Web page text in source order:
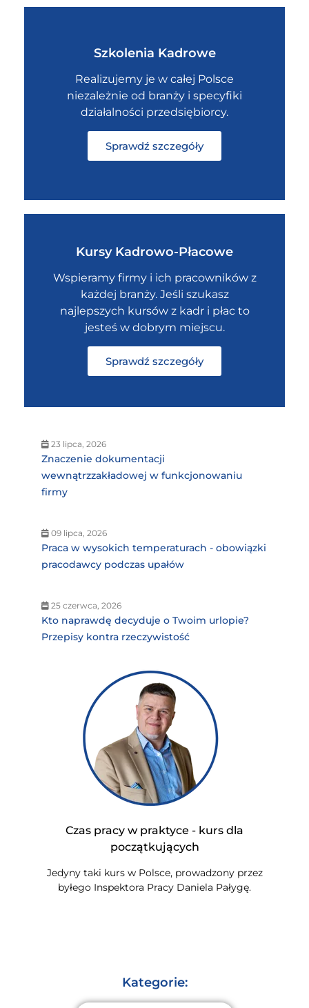
Szkolenia Kadrowe
Realizujemy je w całej Polsce
niezależnie od branży i specyfiki
działalności przedsiębiorcy.
Sprawdź szczegóły
Kursy Kadrowo-Płacowe
Wspieramy firmy i ich pracowników z
każdej branży. Jeśli szukasz
najlepszych kursów z kadr i płac to
jesteś w dobrym miejscu.
Sprawdź szczegóły
23 lipca, 2026
Znaczenie dokumentacji
wewnątrzzakładowej w funkcjonowaniu
firmy
09 lipca, 2026
Praca w wysokich temperaturach - obowiązki
pracodawcy podczas upałów
25 czerwca, 2026
Kto naprawdę decyduje o Twoim urlopie?
Przepisy kontra rzeczywistość
Czas pracy w praktyce - kurs dla
początkujących
Jedyny taki kurs w Polsce, prowadzony przez
byłego Inspektora Pracy Daniela Pałygę.
Kategorie: